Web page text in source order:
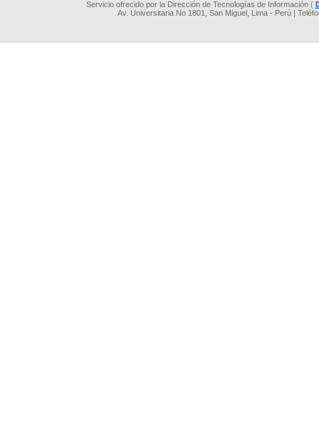
Servicio ofrecido por la Dirección de Tecnologías de Información (
Av. Universitaria No 1801, San Miguel, Lima - Perú |